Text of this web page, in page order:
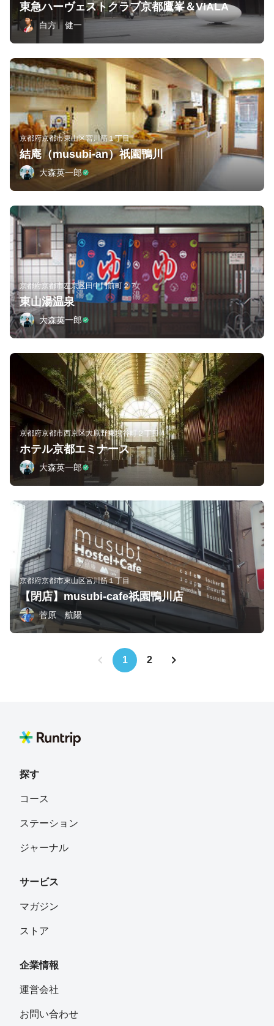
東急ハーヴェストクラブ京都鷹峯＆VIALA
白方 健一
京都府京都市東山区宮川筋１丁目
結庵（musubi-an）祇園鴨川
大森英一郎
京都府京都市左京区田中門前町２７
東山湯温泉
大森英一郎
京都府京都市西京区大原野東境谷町２丁目４
ホテル京都エミナース
大森英一郎
京都府京都市東山区宮川筋１丁目
【閉店】musubi-cafe祇園鴨川店
菅原 航陽
1 2
探す
コース
ステーション
ジャーナル
サービス
マガジン
ストア
企業情報
運営会社
お問い合わせ